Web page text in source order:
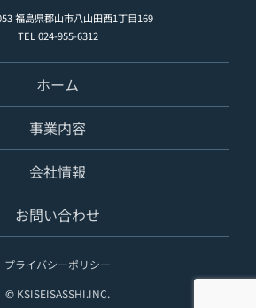
福島県郡山市八山田西1丁目169
TEL 024-955-6312
ホーム
事業内容
会社情報
お問い合わせ
プライバシーポリシー
© KSISEISASSHI.INC.